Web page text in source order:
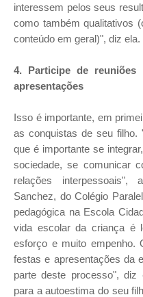
interessem pelos seus
como também qualitativos
conteúdo em geral)", diz ela.
4. Participe de reuniões
apresentações
Isso é importante, em
as conquistas de seu filho.
que é importante se
sociedade, se comunicar
relações interpessoais",
Sanchez, do Colégio
pedagógica na Escola
vida escolar da criança é
esforço e muito empenho.
festas e apresentações da
parte deste processo",
para a autoestima do seu